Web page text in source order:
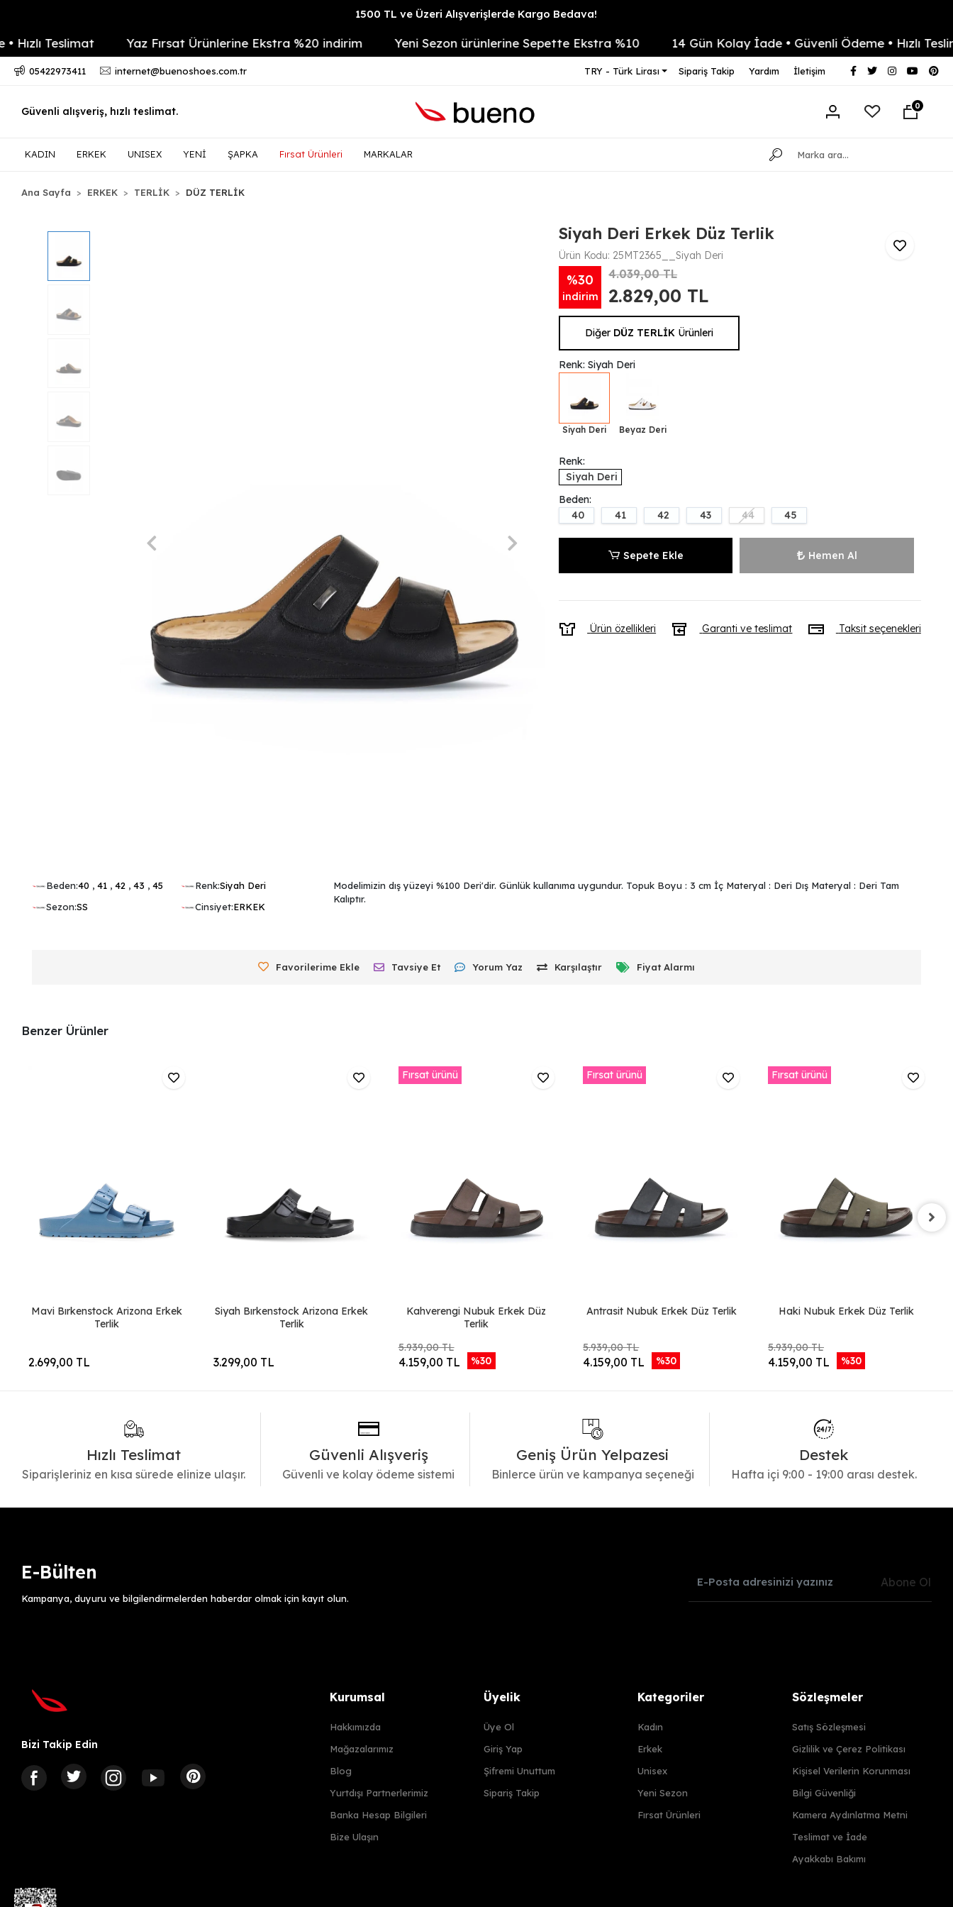
1500 TL ve Üzeri Alışverişlerde Kargo Bedava!
Teslimat Yaz Fırsat Ürünlerine Ekstra %20 indirim Yeni Sezon ürünlerine Sepette Ekstra %10 14 Gün Kolay İade • Güvenli Ödeme • Hızlı Teslimat
05422973411 internet@buenoshoes.com.tr TRY - Türk Lirası Sipariş Takip Yardım İletişim
Güvenli alışveriş, hızlı teslimat. 0
KADIN ERKEK UNISEX YENİ ŞAPKA Fırsat Ürünleri MARKALAR
Ana Sayfa ERKEK TERLİK DÜZ TERLİK
Siyah Deri Erkek Düz Terlik
Ürün Kodu: 25MT2365__Siyah Deri
%30
indirim
4.039,00 TL
2.829,00 TL
Diğer DÜZ TERLİK Ürünleri
Renk: Siyah Deri
Siyah Deri Beyaz Deri
Renk:
Siyah Deri
Beden:
40
41 42 43 44 45
Sepete Ekle Hemen Al
Ürün özellikleri Garanti ve teslimat Taksit seçenekleri
Beden:40 ,41 ,42 ,43 ,45 Renk:Siyah Deri
Sezon:SS Cinsiyet:ERKEK
Modelimizin dış yüzeyi %100 Deri'dir. Günlük kullanıma uygundur. Topuk Boyu : 3 cm İç Materyal : Deri Dış Materyal : Deri Tam
Kalıptır.
Favorilerime Ekle Tavsiye Et Yorum Yaz Karşılaştır Fiyat Alarmı
Benzer Ürünler
Mavi Bırkenstock Arizona Erkek
Terlik
2.699,00 TL
Siyah Bırkenstock Arizona Erkek
Terlik
3.299,00 TL
Fırsat ürünü
Kahverengi Nubuk Erkek Düz
Terlik
5.939,00 TL
4.159,00 TL %30
Fırsat ürünü
Antrasit Nubuk Erkek Düz Terlik
5.939,00 TL
4.159,00 TL %30
Fırsat ürünü
Haki Nubuk Erkek Düz Terlik
5.939,00 TL
4.159,00 TL %30
Hızlı Teslimat
Siparişleriniz en kısa sürede elinize ulaşır.
Güvenli Alışveriş
Güvenli ve kolay ödeme sistemi
Geniş Ürün Yelpazesi
Binlerce ürün ve kampanya seçeneği
Destek
Hafta içi 9:00 - 19:00 arası destek.
E-Bülten
Kampanya, duyuru ve bilgilendirmelerden haberdar olmak için kayıt olun.
Abone Ol
Bizi Takip Edin
Kurumsal
Hakkımızda
Mağazalarımız
Blog
Yurtdışı Partnerlerimiz
Banka Hesap Bilgileri
Bize Ulaşın
Üyelik
Üye Ol
Giriş Yap
Şifremi Unuttum
Sipariş Takip
Kategoriler
Kadın
Erkek
Unisex
Yeni Sezon
Fırsat Ürünleri
Sözleşmeler
Satış Sözleşmesi
Gizlilik ve Çerez Politikası
Kişisel Verilerin Korunması
Bilgi Güvenliği
Kamera Aydınlatma Metni
Teslimat ve İade
Ayakkabı Bakımı